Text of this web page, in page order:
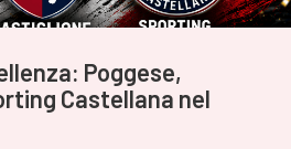
Poggese,
Castellana nel